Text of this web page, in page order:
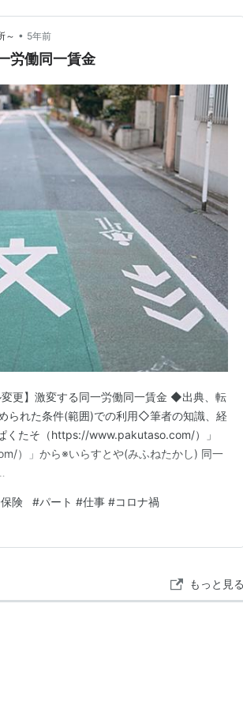
～ • 5年前
労働同一賃金
更】激変する同一労働同一賃金 ◆出典、転
れた条件(範囲)での利用◇筆者の知識、経
くたそ（https://www.pakutaso.com/）」
）」から※いらすとや(みふねたかし) 同一
魔と契約を結…
険 #パート #仕事 #コロナ禍
もっと見る